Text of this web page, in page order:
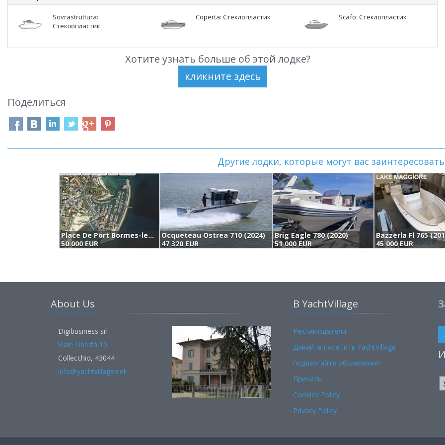
Sovrastruttura:
Стеклопластик
Coperta: Стеклопластик Scafo: Стеклопластик
Хотите узнать больше об этой лодке?
Поделиться
Другие лодки, которые могут вас
Place De Port Bormes-les-mimosas (2044)
50 000 EUR
Ocqueteau Ostrea 710 (2024)
47 320 EUR
Brig Eagle 780 (2020)
51 000 EUR
Bazzerla Fl 765
45 000 EUR
About Us
Digibusiness srl
Viale Libertà 10
Collecchio, 43044
info@yachtvillage.net
В YachtVillage
Рекламодатели
Давайте посетить YachtVillage
подвергайте объявления
Причалы
Cookies Policy
Privacy Policy